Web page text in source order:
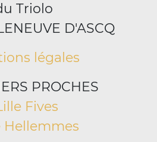
Triolo
D'ASCQ
légales
PROCHES
Fives
Hellemmes